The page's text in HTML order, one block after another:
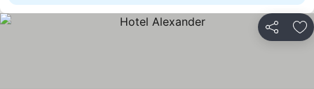
Compartir